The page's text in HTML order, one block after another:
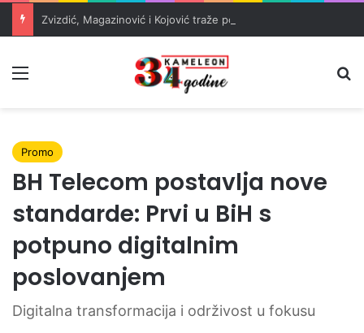
Promo
BH Telecom postavlja nove
standarde: Prvi u BiH s
potpuno digitalnim
poslovanjem
Digitalna transformacija i održivost u fokusu